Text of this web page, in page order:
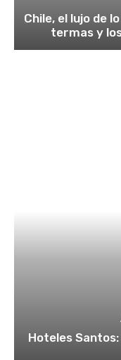
Chile, el lujo de
termas y
Hoteles